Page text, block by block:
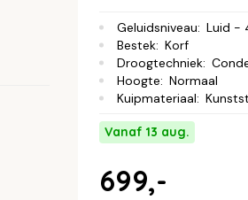
Geluidsniveau: Luid -
Bestek: Korf
Droogtechniek:
Hoogte: Normaal
Kuipmateriaal:
Vanaf 13 aug.
699,-